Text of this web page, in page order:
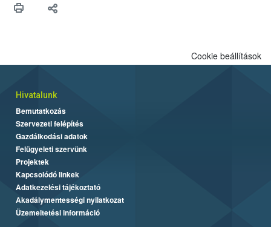
Cookie beállítások
Hivatalunk
Bemutatkozás
Szervezeti felépítés
Gazdálkodási adatok
Felügyeleti szervünk
Projektek
Kapcsolódó linkek
Adatkezelési tájékoztató
Akadálymentességi nyilatkozat
Üzemeltetési információ